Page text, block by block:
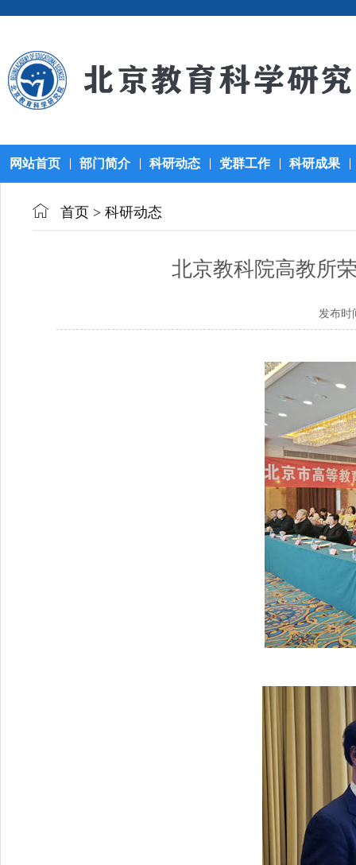
网站首页 部门简介 科研动态 党群工作 科研成果
首页 > 科研动态
北京教科院高教所
发布时